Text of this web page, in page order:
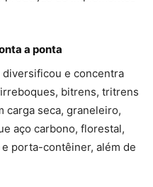
a ponta
e concentra
bitrens, tritrens
carga seca, graneleiro,
aço carbono, florestal,
porta-contêiner, além de